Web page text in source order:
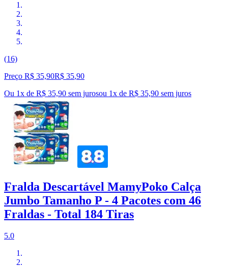
(16)
Preço R$ 35,90R$ 35,90
Ou 1x de R$ 35,90 sem jurosou 1x de R$ 35,90 sem juros
Fralda Descartável MamyPoko Calça
Jumbo Tamanho P - 4 Pacotes com 46
Fraldas - Total 184 Tiras
5.0